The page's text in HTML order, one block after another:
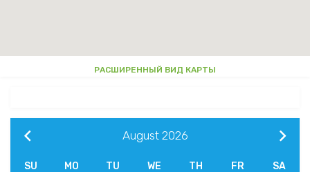
РАСШИРЕННЫЙ ВИД КАРТЫ
August 2026
SU MO TU WE TH FR SA